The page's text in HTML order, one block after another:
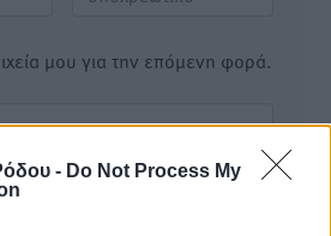
- Do Not Process My
μου για την επόμενη φορά.